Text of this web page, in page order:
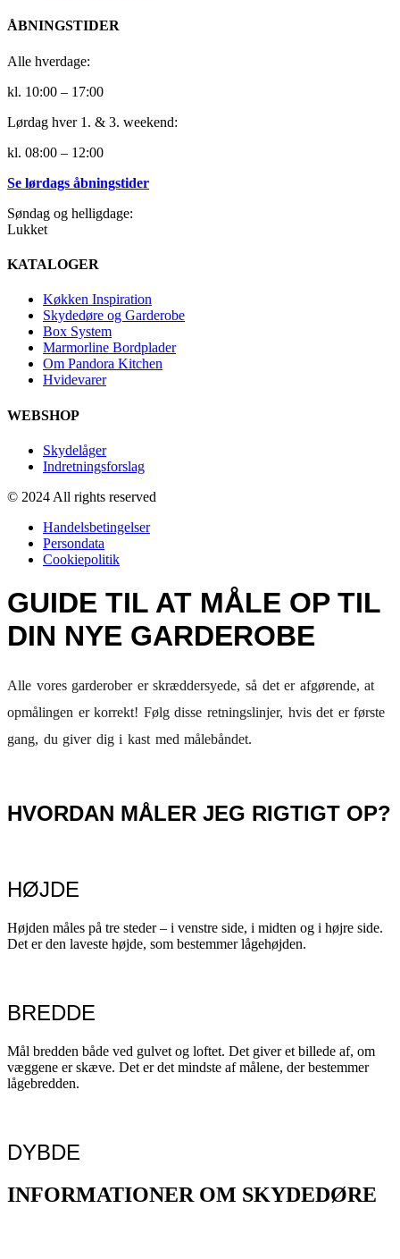
ÅBNINGSTIDER
Alle hverdage:
kl. 10:00 – 17:00
Lørdag hver 1. & 3. weekend:
kl. 08:00 – 12:00
Se lørdags åbningstider
Søndag og helligdage:
Lukket
KATALOGER
Køkken Inspiration
Skydedøre og Garderobe
Box System
Marmorline Bordplader
Om Pandora Kitchen
Hvidevarer
WEBSHOP
Skydelåger
Indretningsforslag
© 2024 All rights reserved
Handelsbetingelser
Persondata
Cookiepolitik
GUIDE TIL AT MÅLE OP TIL
DIN NYE GARDEROBE
Alle vores garderober er skræddersyede, så det er afgørende, at
opmålingen er korrekt! Følg disse retningslinjer, hvis det er første
gang, du giver dig i kast med målebåndet.
HVORDAN MÅLER JEG RIGTIGT OP?
HØJDE
Højden måles på tre steder – i venstre side, i midten og i højre side.
Det er den laveste højde, som bestemmer lågehøjden.
BREDDE
Mål bredden både ved gulvet og loftet. Det giver et billede af, om
væggene er skæve. Det er det mindste af målene, der bestemmer
lågebredden.
DYBDE
INFORMATIONER OM SKYDEDØRE